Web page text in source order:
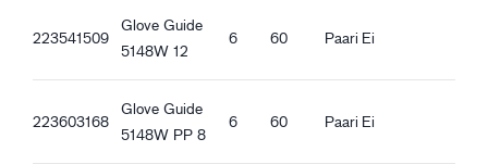
223541509
Glove Guide
5148W 12
6 60 Paari Ei
223603168
Glove Guide
5148W PP 8
6 60 Paari Ei